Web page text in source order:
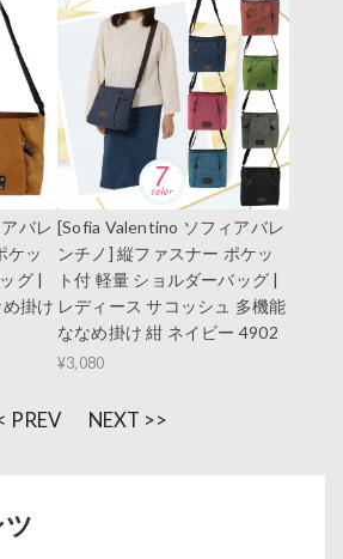
バレ
ケッ
グ |
掛け
[Sofia Valentino ソフィアバレ
ンチノ] 縦ファスナー ポケッ
ト付 軽量 ショルダーバッグ |
レディース サコッシュ 多機能
ななめ掛け 紺 ネイビー 4902
¥3,080
PREV NEXT >>